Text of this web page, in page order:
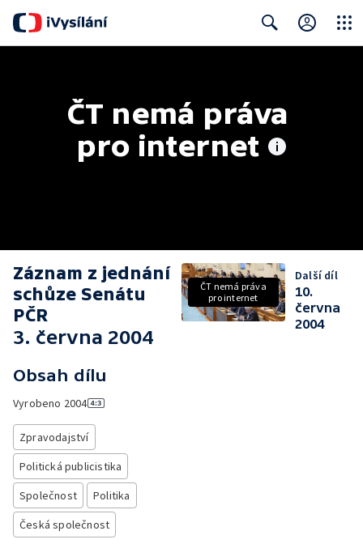
ČT nemá práva
pro internet
Záznam z jednání
schůze Senátu
PČR
3. června 2004
Obsah dílu
Vyrobeno 2004
Zpravodajství
Politická publicistika
Společnost
Politika
Česká společnost
ČT nemá práva
pro internet
Další díl
10.
června
2004